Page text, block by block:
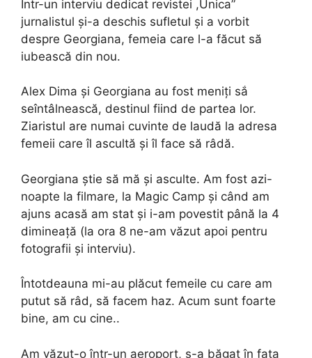
Intr-un interviu dedicat revistei ,Unica”
jurnalistul și-a deschis sufletul și a vorbit
despre Georgiana, femeia care l-a făcut să
iubească din nou.
Alex Dima și Georgiana au fost meniți sắ
seîntâlnească, destinul fiind de partea lor.
Ziaristul are numai cuvinte de laudă la adresa
femeii care îl ascultă și îl face să râdă.
Georgiana știe să mă și asculte. Am fost azi-
noapte la filmare, la Magic Camp și când am
ajuns acasă am stat și i-am povestit până la 4
dimineață (la ora 8 ne-am văzut apoi pentru
fotografii și interviu).
Întotdeauna mi-au plăcut femeile cu care am
putut să râd, să facem haz. Acum sunt foarte
bine, am cu cine..
Am văzut-o într-un aeroport, s-a băgat în fața